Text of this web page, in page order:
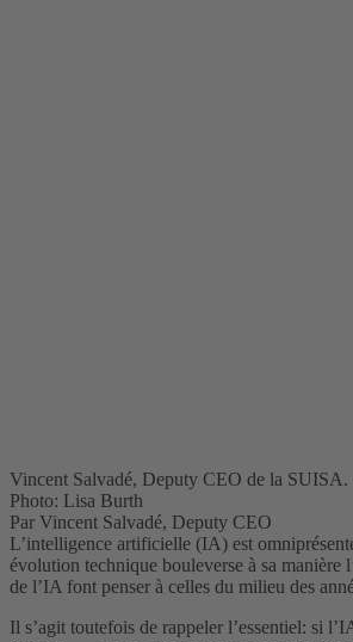
Vincent Salvadé, Deputy CEO de la SUISA.
Photo: Lisa Burth
Par Vincent Salvadé, Deputy CEO
L’intelligence artificielle (IA) est
évolution technique bouleverse à sa manière
de l’IA font penser à celles du milieu des
Il s’agit toutefois de rappeler l’essentiel: si